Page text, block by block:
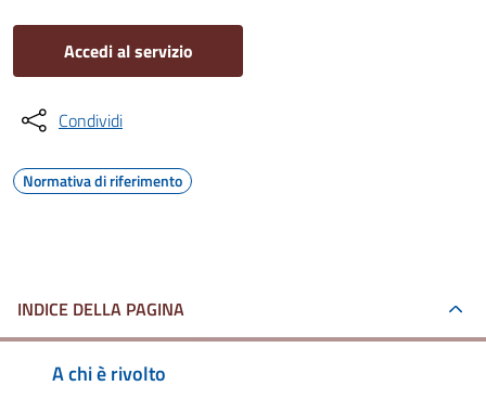
Accedi al servizio
Condividi
Normativa di riferimento
INDICE DELLA PAGINA
A chi è rivolto